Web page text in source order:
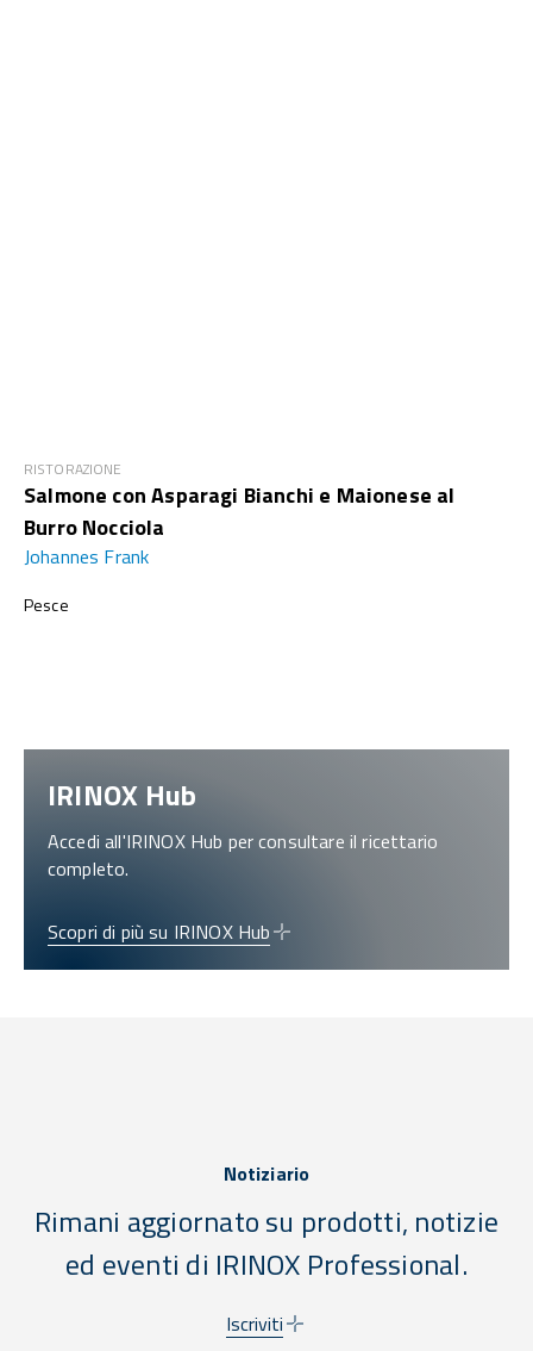
RISTORAZIONE
Salmone con Asparagi Bianchi e Maionese al
Burro Nocciola
Johannes Frank
Pesce
IRINOX Hub
Accedi all'IRINOX Hub per consultare il ricettario
completo.
Scopri di più su IRINOX Hub
Notiziario
Rimani aggiornato su prodotti, notizie
ed eventi di IRINOX Professional.
Iscriviti